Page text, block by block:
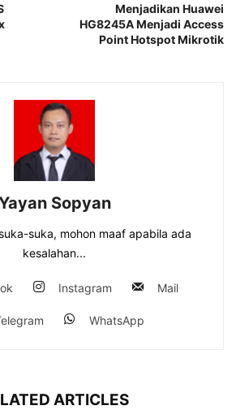
Menjadikan Huawei
HG8245A Menjadi Access
Point Hotspot Mikrotik
Sopyan
suka, mohon maaf apabila ada
kesalahan...
Instagram Mail
WhatsApp
ARTICLES